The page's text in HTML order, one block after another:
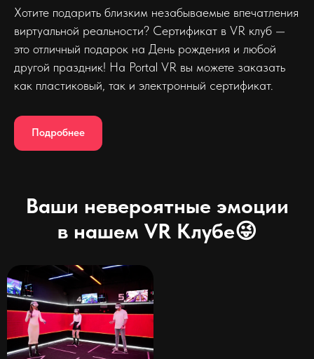
Хотите подарить близким незабываемые впечатления
виртуальной реальности? Сертификат в VR клуб —
это отличный подарок на День рождения и любой
другой праздник! На Portal VR вы можете заказать
как пластиковый, так и электронный сертификат.
Подробнее
Ваши невероятные эмоции
в нашем VR Клубе😜